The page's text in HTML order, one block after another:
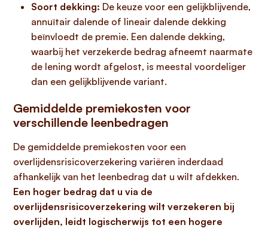
Soort dekking: De keuze voor een gelijkblijvende,
annuïtair dalende of lineair dalende dekking
beïnvloedt de premie. Een dalende dekking,
waarbij het verzekerde bedrag afneemt naarmate
de lening wordt afgelost, is meestal voordeliger
dan een gelijkblijvende variant.
Gemiddelde premiekosten voor
verschillende leenbedragen
De gemiddelde premiekosten voor een
overlijdensrisicoverzekering variëren inderdaad
afhankelijk van het leenbedrag dat u wilt afdekken.
Een hoger bedrag dat u via de
overlijdensrisicoverzekering wilt verzekeren bij
overlijden, leidt logischerwijs tot een hogere